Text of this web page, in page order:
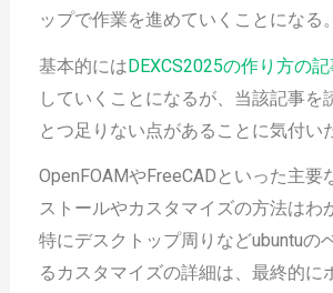
ップで作業を進めていくことになる。
基本的にはDEXCS2025の作り方の
していくことになるが、当該記事を
とつ足りない点があることに気付い
OpenFOAMやFreeCADといった主要
ストールやカスタマイズの方法はわ
特にデスクトップ周りなどubuntuの
るカスタマイズの詳細は、最終的に